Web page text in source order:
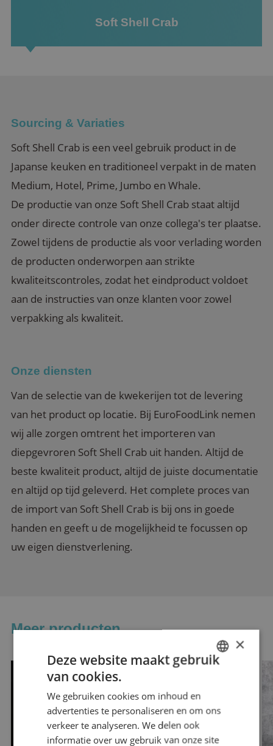
Soft Shell Crab
Sourcing & Variaties
Soft Shell Crab is een veel gebruik product in de
Japanse keuken en traditioneel verpakt in de maten
Medium, Hotel, Prime, Jumbo en Whale.
De productie van onze Soft Shell Crab staat altijd
onder directe controle van onze collega's ter plaatse.
Zowel tijdens de productie als voor verlading worden
de producten onderworpen aan strikte
kwaliteitscontroles, zodat het eindproduct voldoet
aan de instructies van onze klanten voor zowel
verpakking als kwaliteit.
Onze diensten
Van de selectie van de kwekerijen tot de levering
van het product op locatie. Bij EuroFoodLink nemen
wij alle zorgen omtrent het importeren van
diepgevroren Soft Shell Crab uit handen. Altijd de
beste kwaliteit product, altijd de juiste documentatie
en altijd op tijd geleverd. Het complete proces van
de import van Soft Shell Crab is bij ons in goede
handen en geeft u de mogelijkheid te focussen op
uw eigen dienstverlening.
Meer producten
×
Deze website maakt gebruik
van cookies.
We gebruiken cookies om inhoud en
advertenties te personaliseren en om ons
verkeer te analyseren. We delen ook
informatie over uw gebruik van onze site